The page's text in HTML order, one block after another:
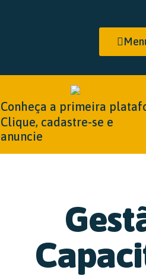
Conheça a primeira
Clique, cadastre-se e
anuncie